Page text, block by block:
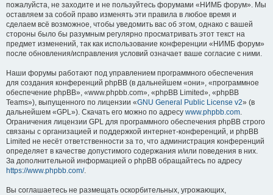
пожалуйста, не заходите и не пользуйтесь форумами «НИМБ форум». Мы
оставляем за собой право изменять эти правила в любое время и
сделаем всё возможное, чтобы уведомить вас об этом, однако с вашей
стороны было бы разумным регулярно просматривать этот текст на
предмет изменений, так как использование конференции «НИМБ форум»
после обновления/исправления условий означает ваше согласие с ними.
Наши форумы работают под управлением программного обеспечения
для создания конференций phpBB (в дальнейшем «они», «программное
обеспечение phpBB», «www.phpbb.com», «phpBB Limited», «phpBB
Teams»), выпущенного по лицензии «GNU General Public License v2» (в
дальнейшем «GPL»). Скачать его можно по адресу www.phpbb.com.
Ограничения лицензии GPL для программного обеспечения phpBB строго
связаны с организацией и поддержкой интернет-конференций, и phpBB
Limited не несёт ответственности за то, что администрация конференций
определяет в качестве допустимого содержания и/или поведения в них.
За дополнительной информацией о phpBB обращайтесь по адресу
https://www.phpbb.com/.
Вы соглашаетесь не размещать оскорбительных, угрожающих,